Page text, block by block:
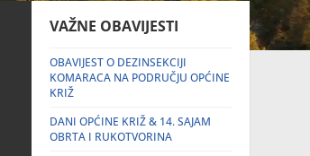
VAŽNE OBAVIJESTI
OBAVIJEST O DEZINSEKCIJI
KOMARACA NA PODRUČJU OPĆINE
KRIŽ
DANI OPĆINE KRIŽ & 14. SAJAM
OBRTA I RUKOTVORINA